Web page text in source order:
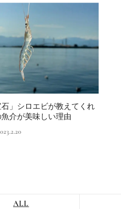
」シロエビが教えてくれ
介が美味しい理由
ALL